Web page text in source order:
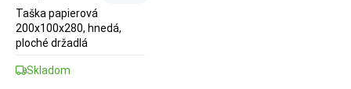
Taška papierová
200x100x280, hnedá,
ploché držadlá
Skladom